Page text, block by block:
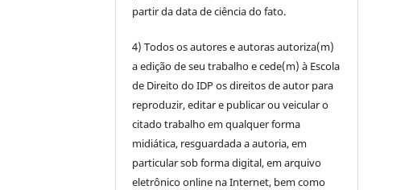
partir da data de ciência do fato.
4) Todos os autores e autoras autoriza(m)
a edição de seu trabalho e cede(m) à Escola
de Direito do IDP os direitos de autor para
reproduzir, editar e publicar ou veicular o
citado trabalho em qualquer forma
midiática, resguardada a autoria, em
particular sob forma digital, em arquivo
eletrônico online na Internet, bem como